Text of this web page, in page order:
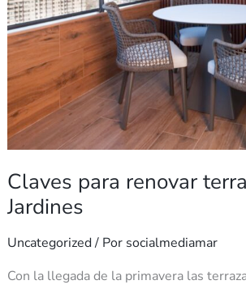
Claves para renovar
Jardines
Uncategorized/ Por socialmediamar
Con la llegada de la primavera las
Jardines